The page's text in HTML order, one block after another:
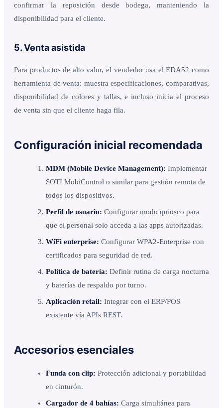
confirmar la reposición desde bodega, manteniendo la
disponibilidad para el cliente.
5. Venta asistida
Para productos de alto valor, el vendedor usa el EDA52 como
herramienta de venta: muestra especificaciones, comparativas,
disponibilidad de colores y tallas, e incluso inicia el proceso
de venta sin que el cliente haga fila.
Configuración inicial recomendada
MDM (Mobile Device Management): Implementar
SOTI MobiControl o similar para gestión remota de
todos los dispositivos.
Perfil de usuario: Configurar modo quiosco para
que el personal solo acceda a las apps autorizadas.
WiFi enterprise: Configurar WPA2-Enterprise con
certificados para seguridad de red.
Política de batería: Definir rutina de carga nocturna
y baterías de respaldo por turno.
Aplicación retail: Integrar con el ERP/POS
existente vía APIs REST.
Accesorios esenciales
Funda con clip: Protección adicional y portabilidad
en cinturón.
Cargador de 4 bahías: Carga simultánea para